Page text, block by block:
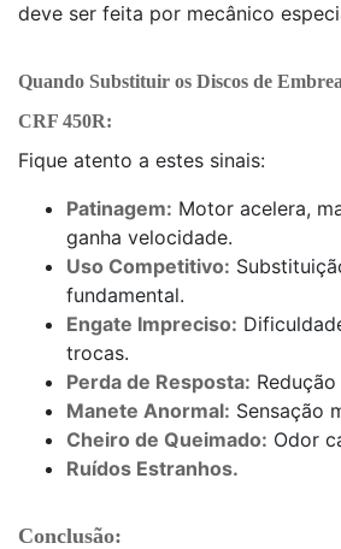
deve ser feita por mecânico
Quando Substituir os Discos de
CRF 450R:
Fique atento a estes sinais:
Patinagem: Motor acelera,
ganha velocidade.
Uso Competitivo:
fundamental.
Engate Impreciso:
trocas.
Perda de Resposta:
Manete Anormal: Sensação
Cheiro de Queimado: Odor
Ruídos Estranhos.
Conclusão: